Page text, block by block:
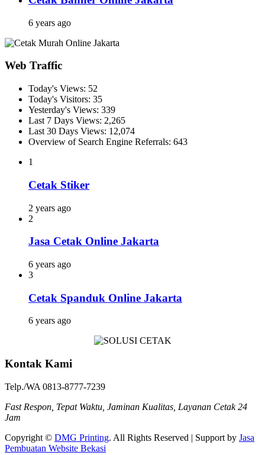
6 years ago
Web Traffic
Today's Views: 52
Today's Visitors: 35
Yesterday's Views: 339
Last 7 Days Views: 2,265
Last 30 Days Views: 12,074
Overview of Search Engine Referrals: 643
1
Cetak Stiker
2 years ago
2
Jasa Cetak Online Jakarta
6 years ago
3
Cetak Spanduk Online Jakarta
6 years ago
Kontak Kami
Telp./WA 0813-8777-7239
Fast Respon, Tepat Waktu, Jaminan Kualitas, Layanan Cetak 24
Jam
Copyright © DMG Printing. All Rights Reserved | Support by Jasa
Pembuatan Website Bekasi